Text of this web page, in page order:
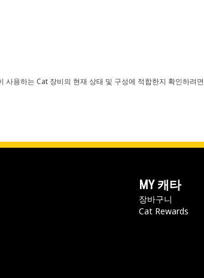
용하는 Cat 장비의 현재 상태 및 구성에 적합한지 확인하려
MY 캐타
장바구니
Cat Rewards